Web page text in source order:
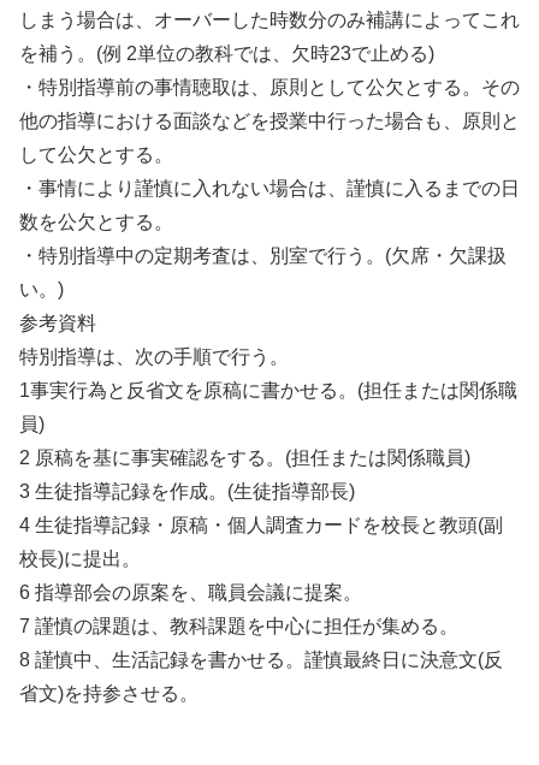
しまう場合は、オーバーした時数分のみ補講によってこれ
を補う。(例 2単位の教科では、欠時23で止める)
・特別指導前の事情聴取は、原則として公欠とする。その
他の指導における面談などを授業中行った場合も、原則と
して公欠とする。
・事情により謹慎に入れない場合は、謹慎に入るまでの日
数を公欠とする。
・特別指導中の定期考査は、別室で行う。(欠席・欠課扱
い。)
参考資料
特別指導は、次の手順で行う。
1事実行為と反省文を原稿に書かせる。(担任または関係職
員)
2 原稿を基に事実確認をする。(担任または関係職員)
3 生徒指導記録を作成。(生徒指導部長)
4 生徒指導記録・原稿・個人調査カードを校長と教頭(副
校長)に提出。
6 指導部会の原案を、職員会議に提案。
7 謹慎の課題は、教科課題を中心に担任が集める。
8 謹慎中、生活記録を書かせる。謹慎最終日に決意文(反
省文)を持参させる。